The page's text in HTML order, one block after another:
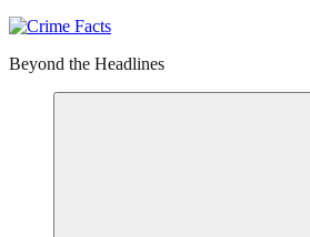
Beyond the Headlines